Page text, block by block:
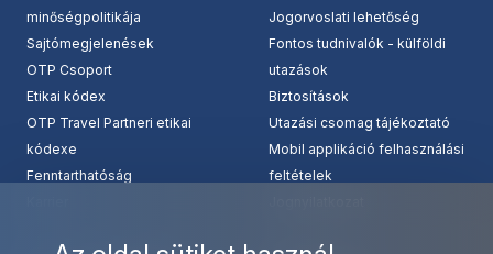
minőségpolitikája
Sajtómegjelenések
OTP Csoport
Etikai kódex
OTP Travel Partneri etikai
kódexe
Fenntarthatóság
Jogorvoslati lehetőség
Fontos tudnivalók - külföldi
utazások
Biztosítások
Utazási csomag tájékoztató
Mobil applikáció felhasználási
feltételek